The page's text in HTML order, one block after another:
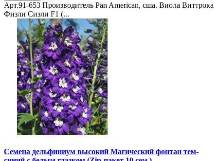
Арт.91-653 Производитель Pan American, сша. Виола Виттрока
Физли Сизли F1 (...
Семена дельфиниум высокий Магический фонтан тем-